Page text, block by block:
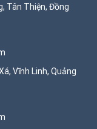
Tân Thiện, Đồng
Vĩnh Linh, Quảng